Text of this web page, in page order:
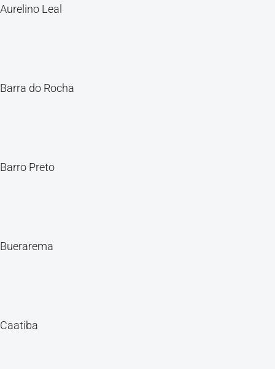
Aurelino Leal
Barra do Rocha
Barro Preto
Buerarema
Caatiba